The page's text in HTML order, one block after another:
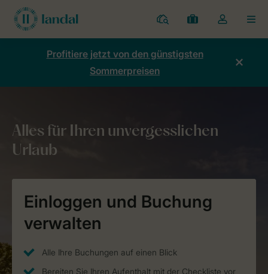
Ferienparks
Meine
Buchungen
Dropdown-
Menü
Kontos
Profitiere jetzt von den günstigsten
Sommerpreisen